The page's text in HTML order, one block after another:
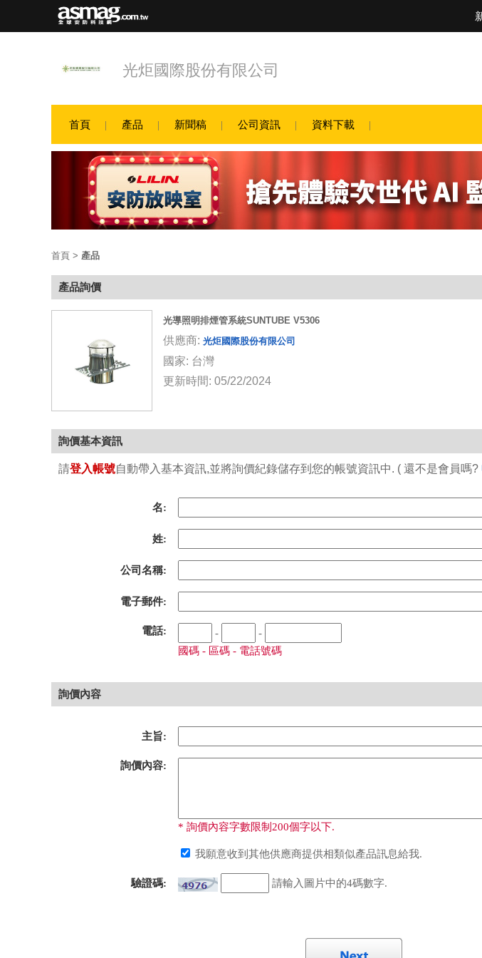
光炬國際股份有限公司
首頁 產品 新聞稿 公司資訊 資料下載
首頁 > 產品
產品詢價
光導照明排煙管系統SUNTUBE V5306
供應商: 光炬國際股份有限公司
國家: 台灣
更新時間: 05/22/2024
詢價基本資訊
請登入帳號自動帶入基本資訊,並將詢價紀錄儲存到您的帳號資訊中. ( 還不是會員嗎?
名:
姓:
公司名稱:
電子郵件:
電話: -
-
國碼 - 區碼 - 電話號碼
詢價內容
主旨:
詢價內容:
* 詢價內容字數限制200個字以下.
我願意收到其他供應商提供相類似產品訊息給我.
驗證碼: 請輸入圖片中的4碼數字.